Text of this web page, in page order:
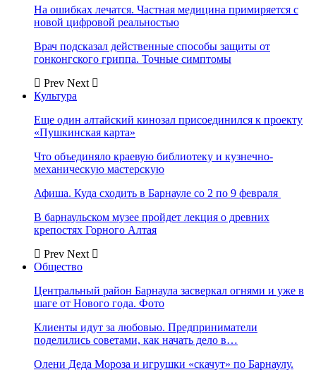
На ошибках лечатся. Частная медицина примиряется с
новой цифровой реальностью
Врач подсказал действенные способы защиты от
гонконгского гриппа. Точные симптомы
Prev Next
Культура
Еще один алтайский кинозал присоединился к проекту
«Пушкинская карта»
Что объединяло краевую библиотеку и кузнечно-
механическую мастерскую
Афиша. Куда сходить в Барнауле со 2 по 9 февраля
В барнаульском музее пройдет лекция о древних
крепостях Горного Алтая
Prev Next
Общество
Центральный район Барнаула засверкал огнями и уже в
шаге от Нового года. Фото
Клиенты идут за любовью. Предприниматели
поделились советами, как начать дело в…
Олени Деда Мороза и игрушки «скачут» по Барнаулу.